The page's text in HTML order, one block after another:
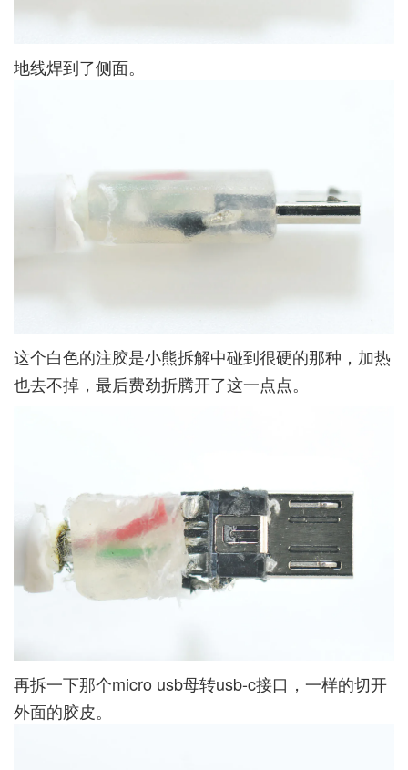
地线焊到了侧面。
这个白色的注胶是小熊拆解中碰到很硬的那种，加热
也去不掉，最后费劲折腾开了这一点点。
再拆一下那个micro usb母转usb-c接口，一样的切开
外面的胶皮。